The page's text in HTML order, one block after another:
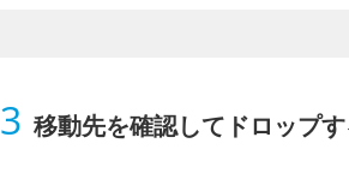
3 移動先を確認してドロップ